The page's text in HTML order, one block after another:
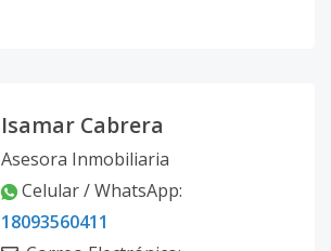
Isamar Cabrera
Asesora Inmobiliaria
Celular / WhatsApp:
18093560411